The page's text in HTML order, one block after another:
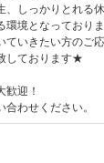
、しっかりとれる休
環境となっておりま
ていきたい方のご
しております★
歓迎！
合わせください。